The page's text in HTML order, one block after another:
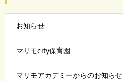
お知らせ
マリモcity保育園
マリモアカデミーからのお知らせ